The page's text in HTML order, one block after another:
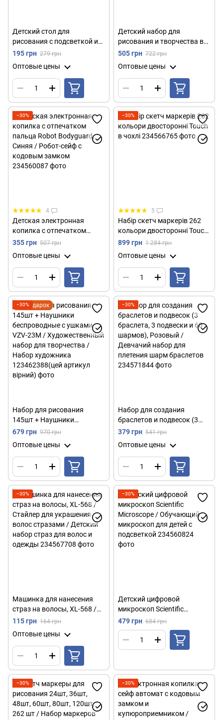
Детский стол для
рисования с подсветкой и
проекцией, Синий / Стол-
195 грн 279 грн
Оптовые цены
Детский набор для
рисования и творчества в
чемоданчике, 180
художника для детей
505 грн 722 грн
Оптовые цены
−30%
4
Детская электронная
копилка с отпечатком
пальца Robot Bodyguard,
кодовым замком
355 грн 507 грн
Оптовые цены
−30%
5
Набір скетч маркерів 262
кольори двосторонні Touch
в чохлі
899 грн 1 284 грн
Оптовые цены
Подарок
−30%
Набор для рисования
145шт + Наушники
беспроводные с ушками
набор для творчества /
Набор художника
679 грн 970 грн
Оптовые цены
−30%
Набор для создания
браслетов и подвесок (3
браслета, 3 подвески и 60
Девчачий набор для
плетения шарм браслетов
379 грн 541 грн
Оптовые цены
−30%
Машинка для нанесения
страз на волосы, XL-568 /
Стайлер для украшения
набор страз для волос и
одежды
115 грн 164 грн
Оптовые цены
−30%
Детский цифровой
микроскоп Scientific
Microscope / Обучающий
микроскоп для детей с
подсветкой
479 грн 684 грн
−30% −30%